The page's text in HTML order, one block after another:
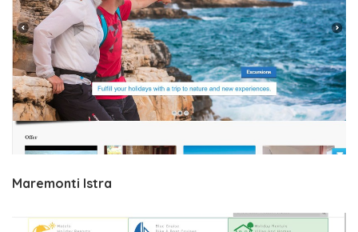
Maremonti Istra